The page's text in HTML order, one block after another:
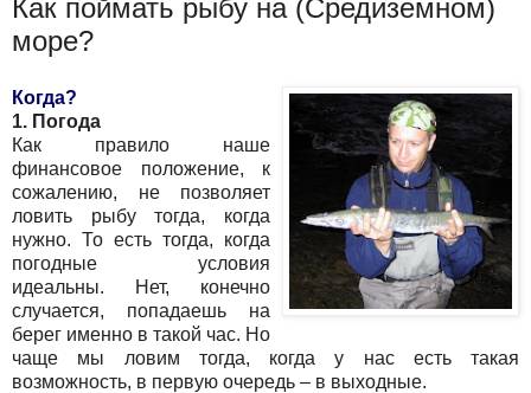
Как поймать рыбу на (Средиземном)
море?
Когда?
1. Погода
Как правило наше
финансовое положение, к
сожалению, не позволяет
ловить рыбу тогда, когда
нужно. То есть тогда, когда
погодные условия
идеальны. Нет, конечно
случается, попадаешь на
берег именно в такой час. Но
чаще мы ловим тогда, когда у нас есть такая
возможность, в первую очередь – в выходные.